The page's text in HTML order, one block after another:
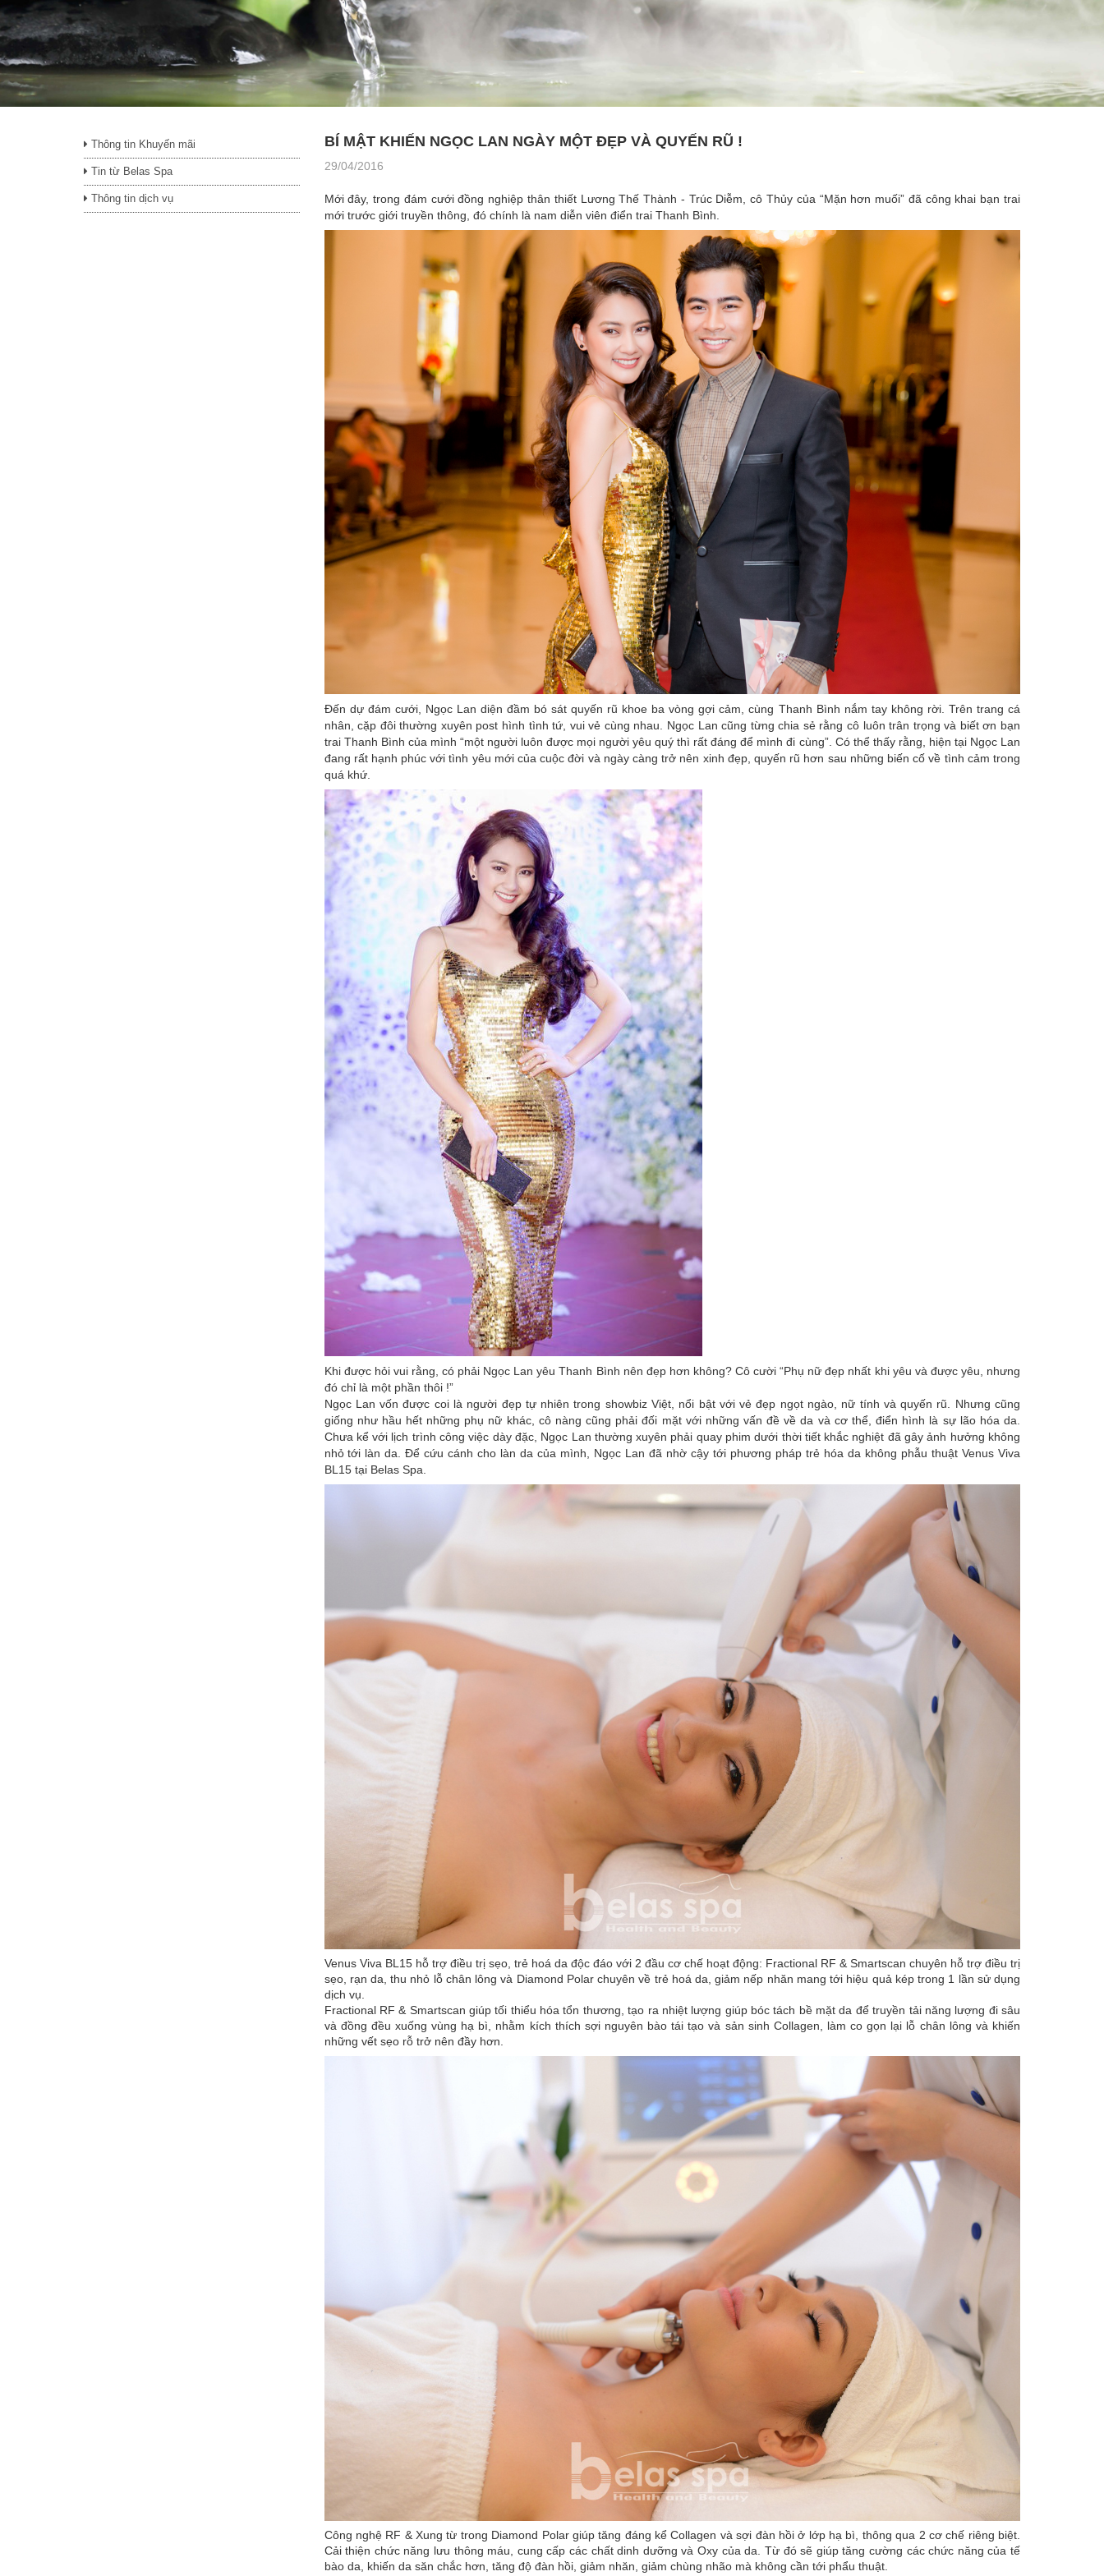
Thông tin Khuyến mãi
Tin từ Belas Spa
Thông tin dịch vụ
BÍ MẬT KHIẾN NGỌC LAN NGÀY MỘT ĐẸP VÀ QUYẾN RŨ !
29/04/2016
Mới đây, trong đám cưới đồng nghiệp thân thiết Lương Thế Thành - Trúc Diễm, cô Thủy của “Mặn hơn muối” đã công khai bạn trai
mới trước giới truyền thông, đó chính là nam diễn viên điển trai Thanh Bình.
Đến dự đám cưới, Ngọc Lan diện đầm bó sát quyến rũ khoe ba vòng gợi cảm, cùng Thanh Bình nắm tay không rời. Trên trang cá
nhân, cặp đôi thường xuyên post hình tình tứ, vui vẻ cùng nhau. Ngọc Lan cũng từng chia sẻ rằng cô luôn trân trọng và biết ơn bạn
trai Thanh Bình của mình “một người luôn được mọi người yêu quý thì rất đáng để mình đi cùng”. Có thể thấy rằng, hiện tại Ngọc Lan
đang rất hạnh phúc với tình yêu mới của cuộc đời và ngày càng trở nên xinh đẹp, quyến rũ hơn sau những biến cố về tình cảm trong
quá khứ.
Khi được hỏi vui rằng, có phải Ngọc Lan yêu Thanh Bình nên đẹp hơn không? Cô cười “Phụ nữ đẹp nhất khi yêu và được yêu, nhưng
đó chỉ là một phần thôi !”
Ngọc Lan vốn được coi là người đẹp tự nhiên trong showbiz Việt, nổi bật với vẻ đẹp ngọt ngào, nữ tính và quyến rũ. Nhưng cũng
giống như hầu hết những phụ nữ khác, cô nàng cũng phải đối mặt với những vấn đề về da và cơ thể, điển hình là sự lão hóa da.
Chưa kể với lịch trình công việc dày đặc, Ngọc Lan thường xuyên phải quay phim dưới thời tiết khắc nghiệt đã gây ảnh hưởng không
nhỏ tới làn da. Để cứu cánh cho làn da của mình, Ngọc Lan đã nhờ cậy tới phương pháp trẻ hóa da không phẫu thuật Venus Viva
BL15 tại Belas Spa.
Venus Viva BL15 hỗ trợ điều trị sẹo, trẻ hoá da độc đáo với 2 đầu cơ chế hoạt động: Fractional RF & Smartscan chuyên hỗ trợ điều trị
sẹo, rạn da, thu nhỏ lỗ chân lông và Diamond Polar chuyên về trẻ hoá da, giảm nếp nhăn mang tới hiệu quả kép trong 1 lần sử dụng
dịch vụ.
Fractional RF & Smartscan giúp tối thiểu hóa tổn thương, tạo ra nhiệt lượng giúp bóc tách bề mặt da để truyền tải năng lượng đi sâu
và đồng đều xuống vùng hạ bì, nhằm kích thích sợi nguyên bào tái tạo và sản sinh Collagen, làm co gọn lại lỗ chân lông và khiến
những vết sẹo rỗ trở nên đầy hơn.
Công nghệ RF & Xung từ trong Diamond Polar giúp tăng đáng kể Collagen và sợi đàn hồi ở lớp hạ bì, thông qua 2 cơ chế riêng biệt.
Cải thiện chức năng lưu thông máu, cung cấp các chất dinh dưỡng và Oxy của da. Từ đó sẽ giúp tăng cường các chức năng của tế
bào da, khiến da săn chắc hơn, tăng độ đàn hồi, giảm nhăn, giảm chùng nhão mà không cần tới phẩu thuật.